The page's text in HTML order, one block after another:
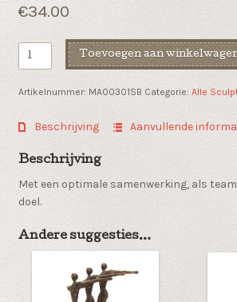
€34.00
Zakelijk
geschenk
doel
aantal
Toevoegen aan
Artikelnummer: MA00301SB Categorie: Alle
Beschrijving Aanvullende
Beschrijving
Met een optimale samenwerking, als
doel.
Andere suggesties…